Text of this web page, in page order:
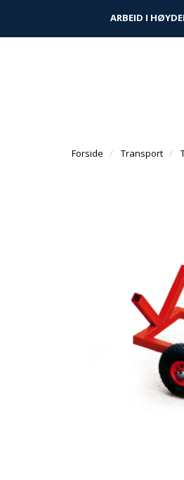
Finn forhandler|
ARBEID I
Forside Transport